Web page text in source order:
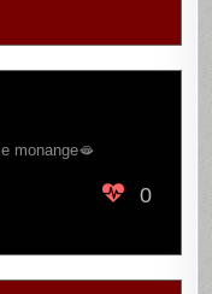
monange🫦
0